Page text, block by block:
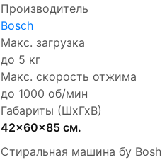
Производитель
Bosch
Макс. загрузка
до 5 кг
Макс. скорость отжима
до 1000 об/мин
Габариты (ШхГхВ)
42x60x85 см.
Стиральная машина бу Bosh